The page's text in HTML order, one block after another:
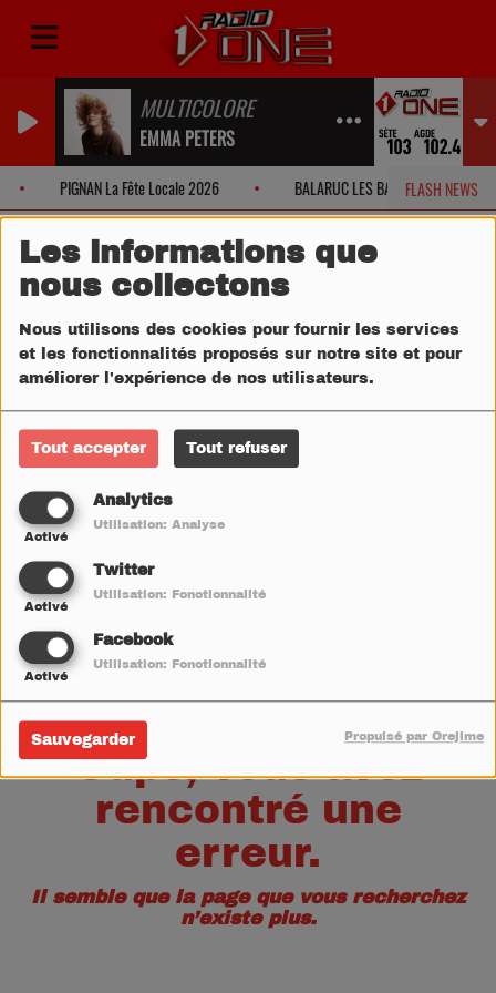
Les informations que
nous collectons
Nous utilisons des cookies pour fournir les services
et les fonctionnalités proposés sur notre site et pour
améliorer l'expérience de nos utilisateurs.
Tout accepter Tout refuser
Analytics
Activé
Utilisation: Analyse
Twitter
Activé
Utilisation: Fonctionnalité
Facebook
Activé
Utilisation: Fonctionnalité
Sauvegarder Propulsé par Orejime
MULTICOLORE
EMMA PETERS
FLASH NEWS
PIGNAN La Fête Locale 2026 BALARUC LES BAINS Fête Locale
Oups, vous avez
rencontré une
erreur.
Il semble que la page que vous recherchez
n’existe plus.